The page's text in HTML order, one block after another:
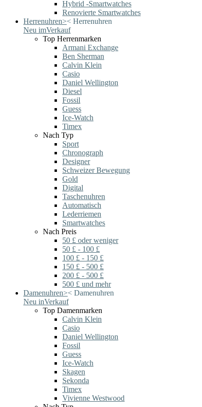
Hybrid -Smartwatches
Renovierte Smartwatches
Herrenuhren>< Herrenuhren
Neu imVerkauf
Top Herrenmarken
Armani Exchange
Ben Sherman
Calvin Klein
Casio
Daniel Wellington
Diesel
Fossil
Guess
Ice-Watch
Timex
Nach Typ
Sport
Chronograph
Designer
Schweizer Bewegung
Gold
Digital
Taschenuhren
Automatisch
Lederriemen
Smartwatches
Nach Preis
50 £ oder weniger
50 £ - 100 £
100 £ - 150 £
150 £ - 500 £
200 £ - 500 £
500 £ und mehr
Damenuhren>< Damenuhren
Neu inVerkauf
Top Damenmarken
Calvin Klein
Casio
Daniel Wellington
Fossil
Guess
Ice-Watch
Skagen
Sekonda
Timex
Vivienne Westwood